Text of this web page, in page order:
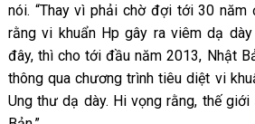
nói. “Thay vì phải chờ đợi tới 30
rằng vi khuẩn Hp gây ra viêm dạ
đây, thì cho tới đầu năm 2013, Nhật
thông qua chương trình tiêu diệt vi
Ung thư dạ dày. Hi vọng rằng, thế